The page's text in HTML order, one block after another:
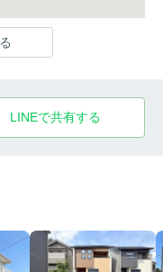
LINEで共有する